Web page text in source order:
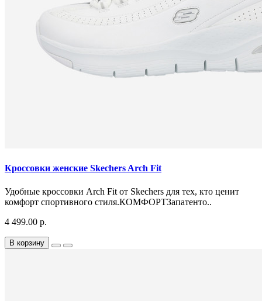
Кроссовки женские Skechers Arch Fit
Удобные кроссовки Arch Fit от Skechers для тех, кто ценит
комфорт спортивного стиля.КОМФОРТЗапатенто..
4 499.00 р.
В корзину